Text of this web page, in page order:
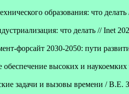
образования: что
что делать // Inet
форсайт 2030-2050: пути
высоких и
задачи и вызовы времени / В.Е.